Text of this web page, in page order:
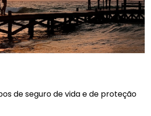
de seguro de vida e de proteção